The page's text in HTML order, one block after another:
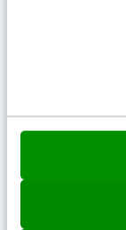
08:00·
door”